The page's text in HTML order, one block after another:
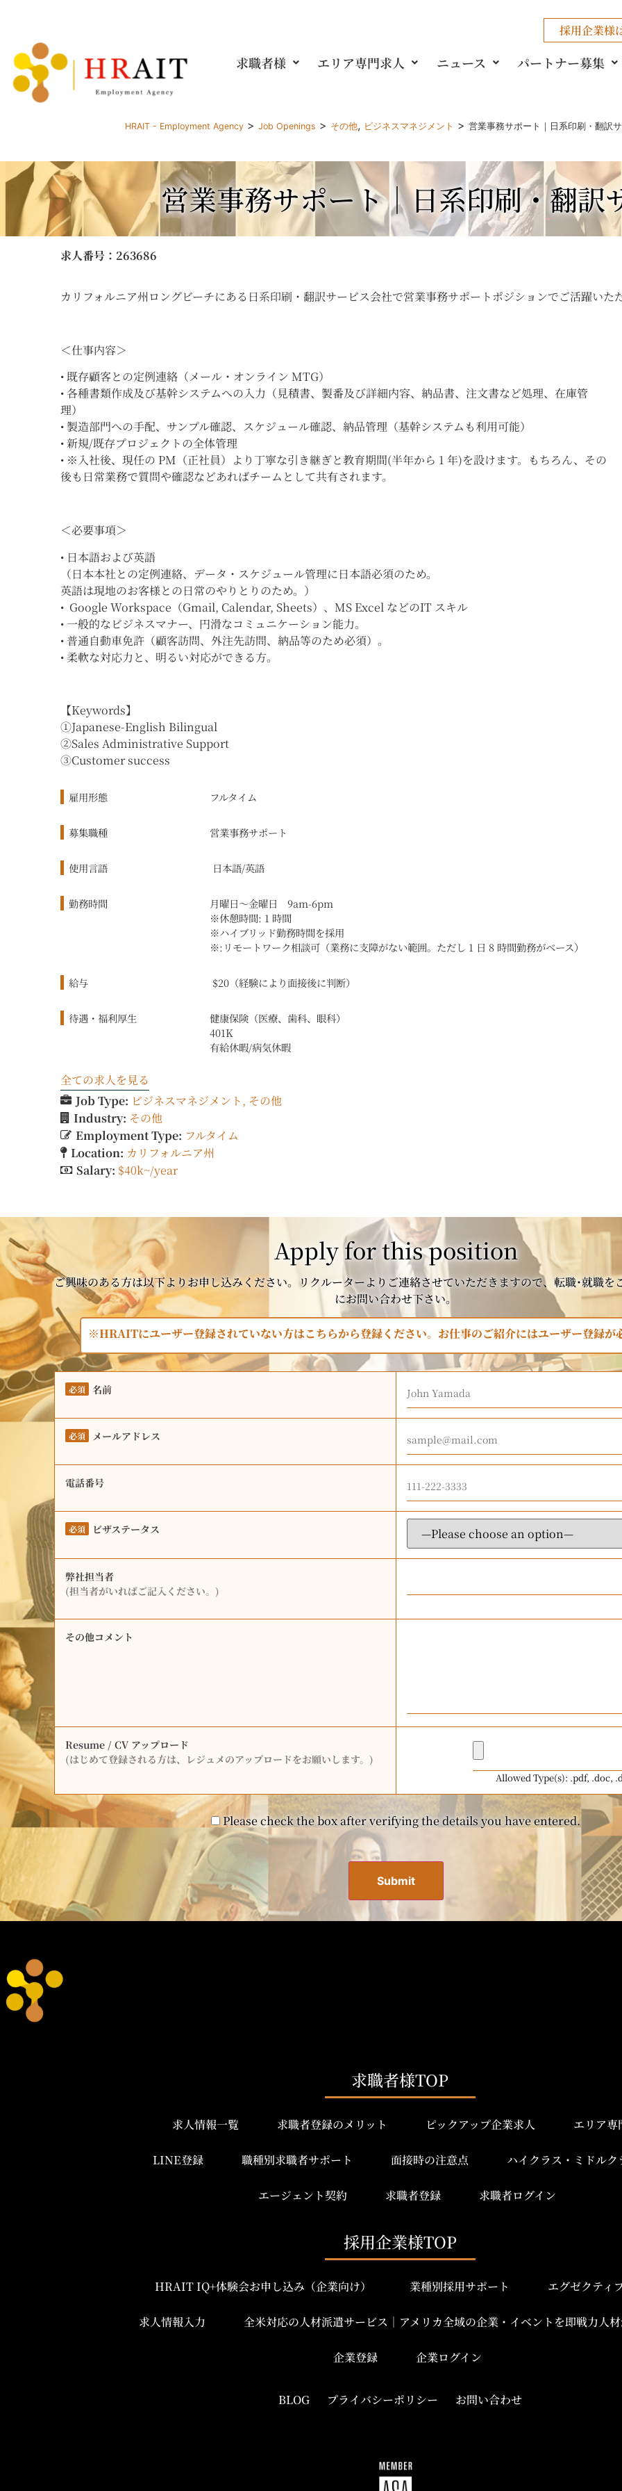
求職者様
採用企業様
エリア専門求人 ニュース パートナー募集
HRAIT - Employment Agency > Job Openings > その他, ビジネスマネジメント > 営業事務サポート｜日系印刷・翻訳
営業事務サポート｜日系印刷・翻訳
求人番号 ：263686
カリフォルニア州ロングビーチにある日系印刷・翻訳サービス会社で営業事務サポートポジションでご活躍いた
＜仕事内容＞
• 既存顧客との定例連絡（メール・オンライン MTG）
• 各種書類作成及び基幹システムへの入力（見積書、製番及び詳細内容、納品書、注文書など処理、在庫管
理）
• 製造部門への手配、サンプル確認、スケジュール確認、納品管理（基幹システムも利用可能）
•新規/既存プロジェクトの全体管理
• ※入社後、現任の PM （正社員）より丁寧な引き継ぎと教育期間(半年から 1 年)を設けます。もちろん、その
後も日常業務で質問や確認などあればチームとして共有されます。
＜必要事項＞
• 日本語および英語
（日本本社との定例連絡、データ・スケジュール管理に日本語必須のため。
英語は現地のお客様との日常のやりとりのため。）
• Google Workspace （Gmail, Calendar, Sheets）、 MS Excel などのIT スキル
• 一般的なビジネスマナー、円滑なコミュニケーション能力。
• 普通自動車免許（顧客訪問、外注先訪問、納品等のため必須）。
•柔軟な対応力と、明るい対応ができる方。
【Keywords】
①Japanese-English Bilingual
②Sales Administrative Support
③Customer success
雇用形態 フルタイム
募集職種 営業事務サポート
使用言語 日本語/英語
勤務時間
月曜日〜金曜日 9am-6pm
※休憩時間: 1 時間
※ハイブリッド勤務時間を採用
※:リモートワーク相談可（業務に支障がない範囲。ただし 1 日 8 時間勤務がベース）
給与 $20（経験により面接後に判断）
待遇・福利厚生
健康保険（医療、歯科、眼科）
401K
有給休暇/病気休暇
全ての求人を見る
Job Type: ビジネスマネジメント
その他
Industry: その他
Employment Type: フルタイム
Location: カリフォルニア州
Salary: $40k~/year
Apply for this position
ご興味のある方は以下よりお申し込みください。リクルーターよりご連絡させていただきますので、転職･就職を
にお問い合わせ下さい。
※HRAITにユーザー登録されていない方はこちらから登録ください。お仕事のご紹介にはユーザー登録が
必須 名前
必須 メールアドレス
電話番号
必須 ビザステータス
弊社担当者
(担当者がいればご記入ください。)
その他コメント
Resume / CV アップロード
(はじめて登録される方は、レジュメのアップロードをお願いします。)
Allowed Type(s): .pdf, .doc,
Please check the box after verifying the details you have entered.
求職者様TOP
求人情報一覧 求職者登録のメリット ピックアップ企業求人 エリア専
LINE登録 職種別求職者サポート 面接時の注意点 ハイクラス・ミドルク
エージェント契約 求職者登録 求職者ログイン
採用企業様TOP
HRAIT IQ+体験会お申し込み（企業向け） 業種別採用サポート エグゼクティ
求人情報入力 全米対応の人材派遣サービス｜アメリカ全域の企業・イベントを即戦力人
企業登録 企業ログイン
BLOG プライバシーポリシー お問い合わせ